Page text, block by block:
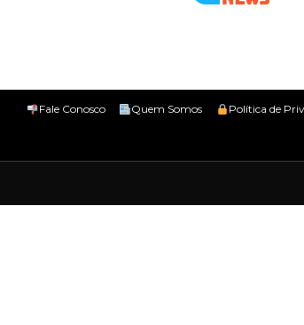
Fale Conosco Quem Somos Política de